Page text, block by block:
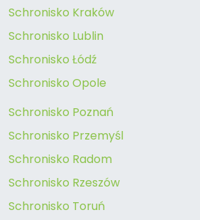
Schronisko Kraków
Schronisko Lublin
Schronisko Łódź
Schronisko Opole
Schronisko Poznań
Schronisko Przemyśl
Schronisko Radom
Schronisko Rzeszów
Schronisko Toruń